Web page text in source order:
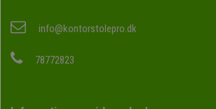
info@kontorstolepro.dk
78772823